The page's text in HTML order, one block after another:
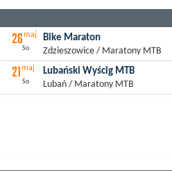
26maj
So
Bike Maraton
Zdzieszowice / Maratony MTB
21maj
So
Lubański Wyścig MTB
Lubań / Maratony MTB